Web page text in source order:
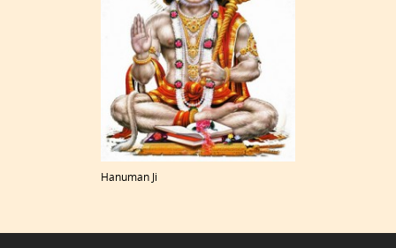
Hanuman Ji